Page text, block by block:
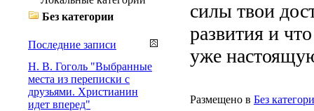
силы твои
развития и
уже
Размещено в Без
Без категории
Последние записи
Н. В. Гоголь "Выбранные
места из переписки с
друзьями. Христианин
идет вперед"